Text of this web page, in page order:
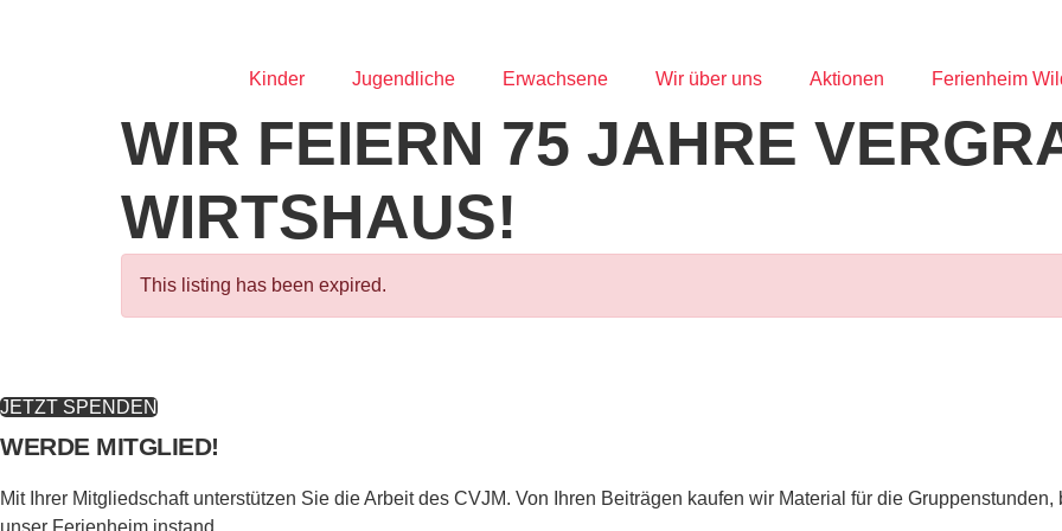
Kinder Jugendliche Erwachsene Wir über uns Aktionen Ferienheim
WIR FEIERN 75 JAHRE
WIRTSHAUS!
This listing has been expired.
JETZT SPENDEN
WERDE MITGLIED!
Mit Ihrer Mitgliedschaft unterstützen Sie die Arbeit des CVJM. Von Ihren Beiträgen kaufen wir Material für die
unser Ferienheim instand.